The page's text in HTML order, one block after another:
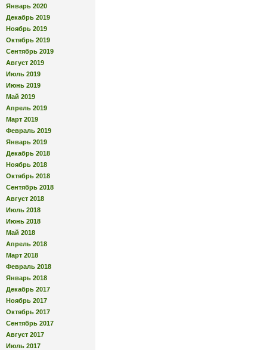
Январь 2020
Декабрь 2019
Ноябрь 2019
Октябрь 2019
Сентябрь 2019
Август 2019
Июль 2019
Июнь 2019
Май 2019
Апрель 2019
Март 2019
Февраль 2019
Январь 2019
Декабрь 2018
Ноябрь 2018
Октябрь 2018
Сентябрь 2018
Август 2018
Июль 2018
Июнь 2018
Май 2018
Апрель 2018
Март 2018
Февраль 2018
Январь 2018
Декабрь 2017
Ноябрь 2017
Октябрь 2017
Сентябрь 2017
Август 2017
Июль 2017